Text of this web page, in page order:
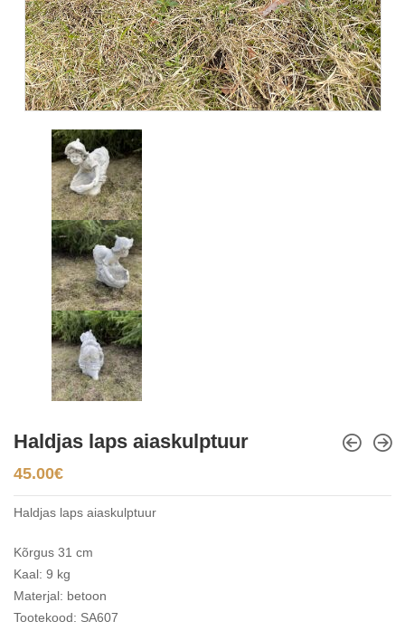
Haldjas laps aiaskulptuur
45.00€
Haldjas laps aiaskulptuur
Kõrgus 31 cm
Kaal: 9 kg
Materjal: betoon
Tootekood: SA607